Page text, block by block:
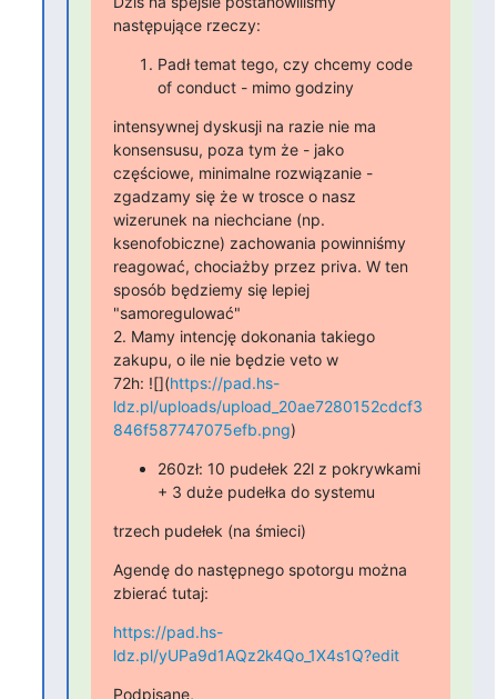
następujące rzeczy:
Padł temat tego, czy chcemy code
of conduct - mimo godziny
intensywnej dyskusji na razie nie ma
konsensusu, poza tym że - jako
częściowe, minimalne rozwiązanie -
zgadzamy się że w trosce o nasz
wizerunek na niechciane (np.
ksenofobiczne) zachowania powinniśmy
reagować, chociażby przez priva. W ten
sposób będziemy się lepiej
"samoregulować"
2. Mamy intencję dokonania takiego
zakupu, o ile nie będzie veto w
72h: ![](https://pad.hs-
ldz.pl/uploads/upload_20ae7280152cdcf3
846f587747075efb.png)
260zł: 10 pudełek 22l z pokrywkami
+ 3 duże pudełka do systemu
trzech pudełek (na śmieci)
Agendę do następnego spotorgu można
zbierać tutaj:
https://pad.hs-
ldz.pl/yUPa9d1AQz2k4Qo_1X4s1Q?edit
Podpisane,